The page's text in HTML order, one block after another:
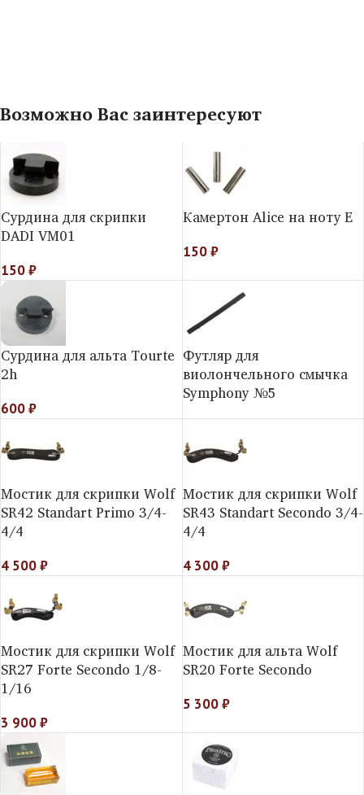
Возможно Вас заинтересуют
Сурдина для скрипки
DADI VM01
150₽
Камертон Alice на ноту E
150₽
Сурдина для альта Tourte
2h
600₽
Футляр для
виолончельного смычка
Symphony №5
Мостик для скрипки Wolf
SR42 Standart Primo 3/4-
4/4
4 500₽
Мостик для скрипки Wolf
SR43 Standart Secondo 3/4-
4/4
4 300₽
Мостик для скрипки Wolf
SR27 Forte Secondo 1/8-
1/16
3 900₽
Мостик для альта Wolf
SR20 Forte Secondo
5 300₽